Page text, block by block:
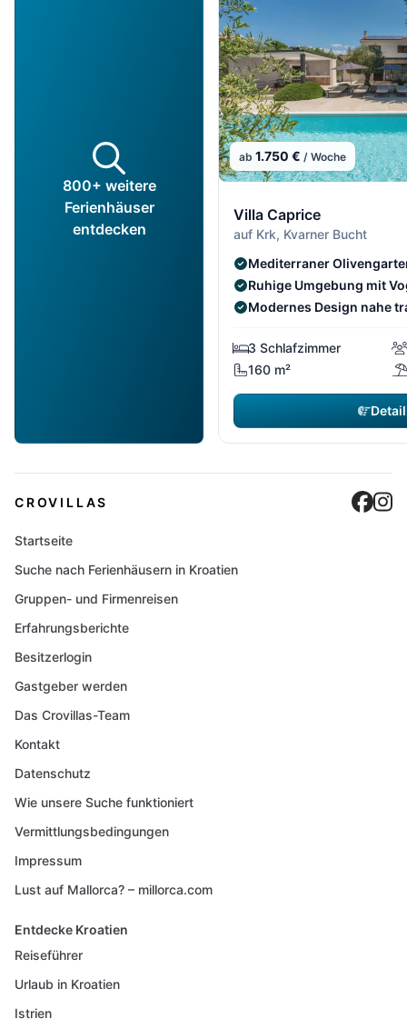
800+ weitere
Ferienhäuser
entdecken
ab 1.750 € / Woche
Villa Caprice
auf Krk, Kvarner Bucht
Mediterraner
Ruhige Umgebung mit
Modernes Design nahe
3 Schlafzimmer
160 m²
CROVILLAS
Startseite
Suche nach Ferienhäusern in Kroatien
Gruppen- und Firmenreisen
Erfahrungsberichte
Besitzerlogin
Gastgeber werden
Das Crovillas-Team
Kontakt
Datenschutz
Wie unsere Suche funktioniert
Vermittlungsbedingungen
Impressum
Lust auf Mallorca? – millorca.com
Entdecke Kroatien
Reiseführer
Urlaub in Kroatien
Istrien